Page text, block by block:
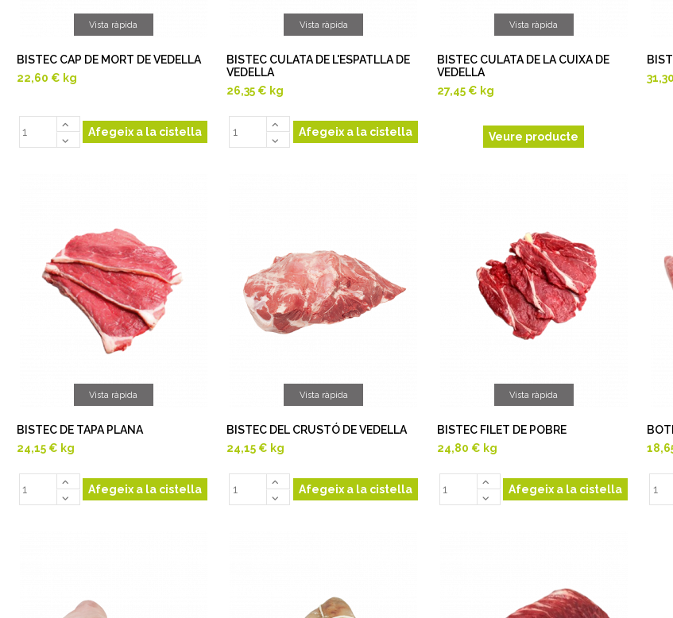
Vista ràpida
BISTEC CAP DE MORT DE VEDELLA
Afegeix a la cistella
22,60 € kg
Vista ràpida
BISTEC CULATA DE L'ESPATLLA DE
VEDELLA
Afegeix a la cistella
26,35 € kg
Vista ràpida
BISTEC CULATA DE LA CUIXA DE
VEDELLA
Veure producte
27,45 € kg
Vista ràpida
BISTEC DE TAPA PLANA
Afegeix a la cistella
24,15 € kg
Vista ràpida
BISTEC DEL CRUSTÓ DE VEDELLA
Afegeix a la cistella
24,15 € kg
Vista ràpida
BISTEC FILET DE POBRE
Afegeix a la cistella
24,80 € kg